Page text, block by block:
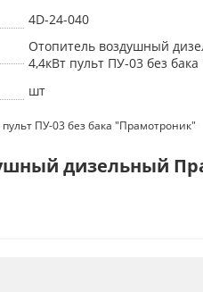
4D-24-040
Отопитель воздушный
4,4кВт пульт ПУ-03 без
шт
ПУ-03 без бака "Прамотроник"
дизельный